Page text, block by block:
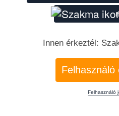
Innen érkeztél:
Felhasználó
Felhasználó